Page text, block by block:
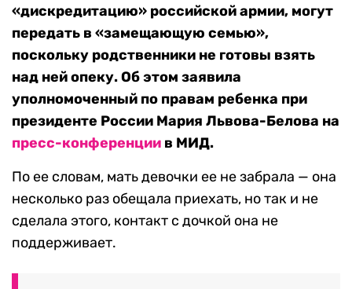
«дискредитацию» российской армии, могут
передать в «замещающую семью»,
поскольку родственники не готовы взять
над ней опеку. Об этом заявила
уполномоченный по правам ребенка при
президенте России Мария Львова-Белова на
пресс-конференции в МИД.
По ее словам, мать девочки ее не забрала — она
несколько раз обещала приехать, но так и не
сделала этого, контакт с дочкой она не
поддерживает.